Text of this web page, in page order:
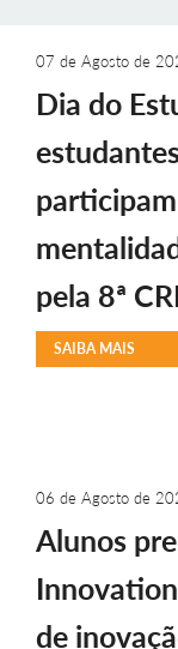
07 de Agosto de
Dia do
pela 8ª
SAIBA MAIS
06 de Agosto de
Alunos
de